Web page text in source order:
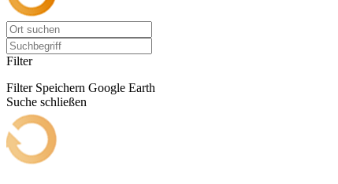
Filter
Filter Speichern Google Earth
Suche schließen